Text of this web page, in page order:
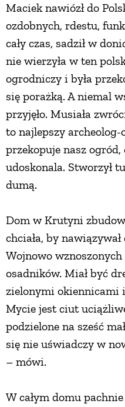
Maciek nawiózł do
ozdobnych, rdestu,
cały czas, sadził w
nie wierzyła w ten
ogrodniczy i była
się porażką. A niemal
przyjęło. Musiała
to najlepszy
przekopuje nasz
udoskonala. Stworzył
dumą.
Dom w Krutyni
chciała, by
Wojnowo
osadników. Miał być
zielonymi okiennicami
Mycie jest ciut
podzielone na sześć
się nie uświadczy w
– mówi.
W całym domu